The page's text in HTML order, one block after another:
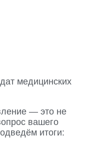
медицинских
— это не
вашего
итоги: